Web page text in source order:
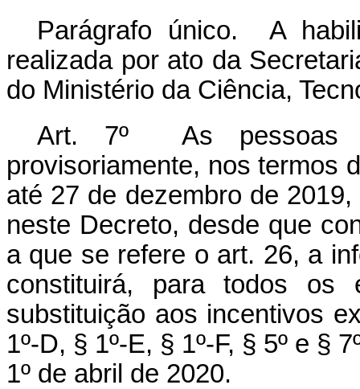
Parágrafo único. A
realizada por ato da
do Ministério da Ciência,
Art. 7º As pessoas
provisoriamente, nos termos
até 27 de dezembro de
neste Decreto, desde que
a que se refere o art. 26, a
constituirá, para todos os
substituição aos incentivos
1º-D, § 1º-E, § 1º-F, § 5º e §
1º de abril de 2020.